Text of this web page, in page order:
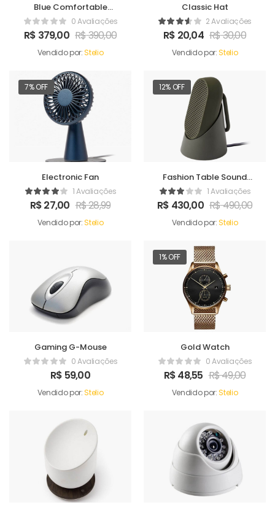
Blue Comfortable
Satchel0 Avaliações
R$ 379,00 R$390,00
Vendido por:Stelio
Classic Hat
2 Avaliações
R$ 20,04 R$30,00
Vendido por:Stelio
7% OFF
Electronic Fan
1 Avaliações
R$27,00 R$28,99
Vendido por:Stelio
12% OFF
Fashion Table Sound
Maker1 Avaliações
R$ 430,00 R$490,00
Vendido por:Stelio
Gaming G-Mouse
0 Avaliações
R$ 59,00
Vendido por:Stelio
1% OFF
Gold Watch
0 Avaliações
R$48,55 R$49,00
Vendido por:Stelio